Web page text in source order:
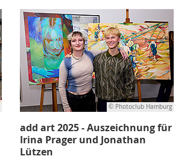
© Photoclub Hamburg
add art 2025 - Auszeichnung für
Irina Prager und Jonathan
Lützen